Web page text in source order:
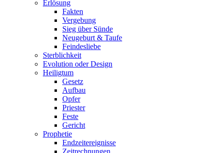
Erlösung
Fakten
Vergebung
Sieg über Sünde
Neugeburt & Taufe
Feindesliebe
Sterblichkeit
Evolution oder Design
Heiligtum
Gesetz
Aufbau
Opfer
Priester
Feste
Gericht
Prophetie
Endzeitereignisse
Zeitrechnungen